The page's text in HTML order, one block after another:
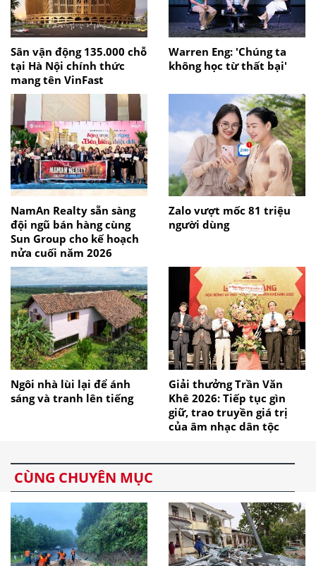
Sân vận động 135.000 chỗ
tại Hà Nội chính thức
mang tên VinFast
Warren Eng: 'Chúng ta
không học từ thất bại'
NamAn Realty sẵn sàng
đội ngũ bán hàng cùng
Sun Group cho kế hoạch
nửa cuối năm 2026
Zalo vượt mốc 81 triệu
người dùng
Ngôi nhà lùi lại để ánh
sáng và tranh lên tiếng
Giải thưởng Trần Văn
Khê 2026: Tiếp tục gìn
giữ, trao truyền giá trị
của âm nhạc dân tộc
CÙNG CHUYÊN MỤC